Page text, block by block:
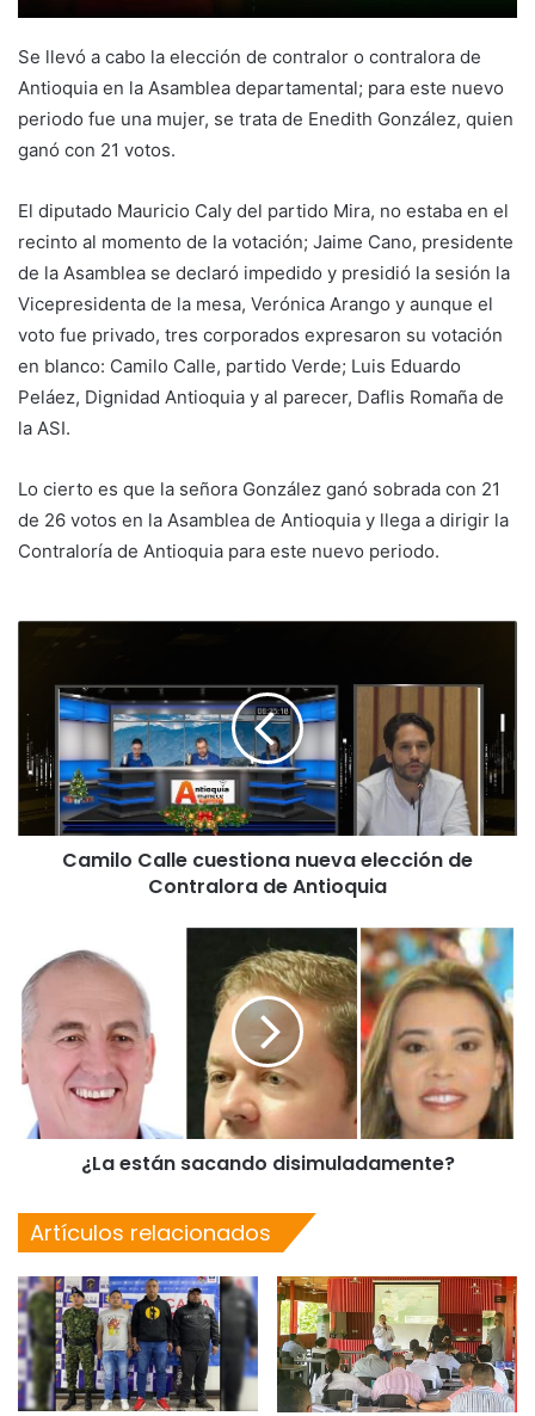
Se llevó a cabo la elección de contralor o contralora de
Antioquia en la Asamblea departamental; para este nuevo
periodo fue una mujer, se trata de Enedith González, quien
ganó con 21 votos.
El diputado Mauricio Caly del partido Mira, no estaba en el
recinto al momento de la votación; Jaime Cano, presidente
de la Asamblea se declaró impedido y presidió la sesión la
Vicepresidenta de la mesa, Verónica Arango y aunque el
voto fue privado, tres corporados expresaron su votación
en blanco: Camilo Calle, partido Verde; Luis Eduardo
Peláez, Dignidad Antioquia y al parecer, Daflis Romaña de
la ASI.
Lo cierto es que la señora González ganó sobrada con 21
de 26 votos en la Asamblea de Antioquia y llega a dirigir la
Contraloría de Antioquia para este nuevo periodo.
Camilo Calle cuestiona nueva elección de
Contralora de Antioquia
¿La están sacando disimuladamente?
Artículos relacionados